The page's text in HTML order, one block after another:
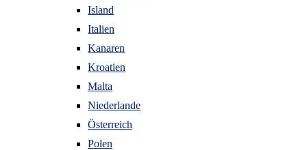
Island
Italien
Kanaren
Kroatien
Malta
Niederlande
Österreich
Polen